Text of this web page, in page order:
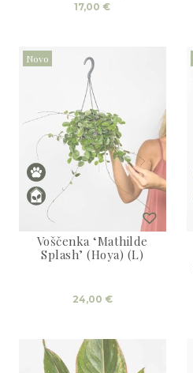
17,00 €
Novo
Voščenka ‘Mathilde
Splash’ (Hoya) (L)
24,00 €